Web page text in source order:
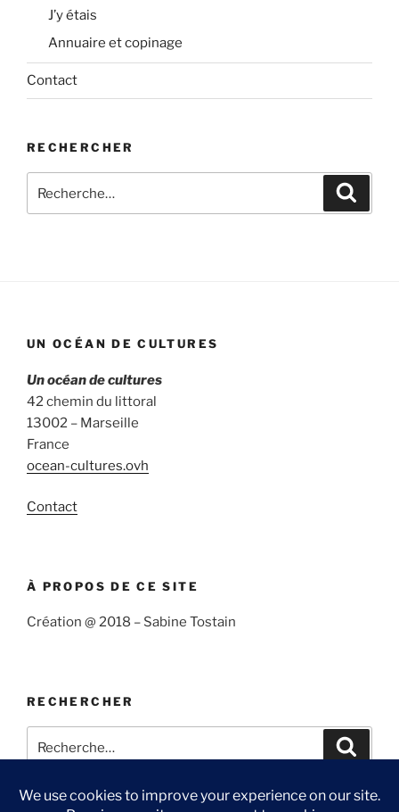
J’y étais
Annuaire et copinage
Contact
RECHERCHER
pour
UN OCÉAN DE CULTURES
Un océan de cultures
42 chemin du littoral
13002 – Marseille
France
ocean-cultures.ovh
Contact
À PROPOS DE CE SITE
Création @ 2018 – Sabine Tostain
RECHERCHER
pour